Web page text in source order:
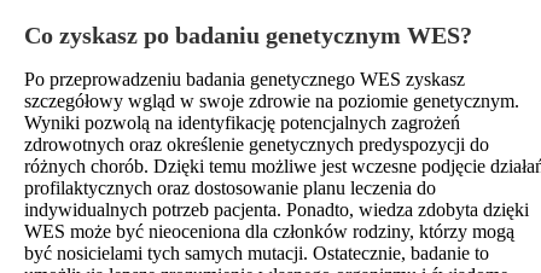
Co zyskasz po badaniu genetycznym WES?
Po przeprowadzeniu badania genetycznego WES zyskasz
szczegółowy wgląd w swoje zdrowie na poziomie genetycznym.
Wyniki pozwolą na identyfikację potencjalnych zagrożeń
zdrowotnych oraz określenie genetycznych predyspozycji do
różnych chorób. Dzięki temu możliwe jest wczesne podjęcie
profilaktycznych oraz dostosowanie planu leczenia do
indywidualnych potrzeb pacjenta. Ponadto, wiedza zdobyta dzięki
WES może być nieoceniona dla członków rodziny, którzy mogą
być nosicielami tych samych mutacji. Ostatecznie, badanie to